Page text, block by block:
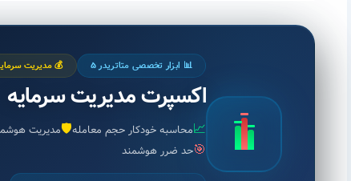
📊 ابزار تخصصی متاتریدر ۵ 💰 مدیریت
اکسپرت مدیریت سرمایه
📈محاسبه خودکار حجم معامله🛡️مدیریت
🎯حد ضرر هوشمند